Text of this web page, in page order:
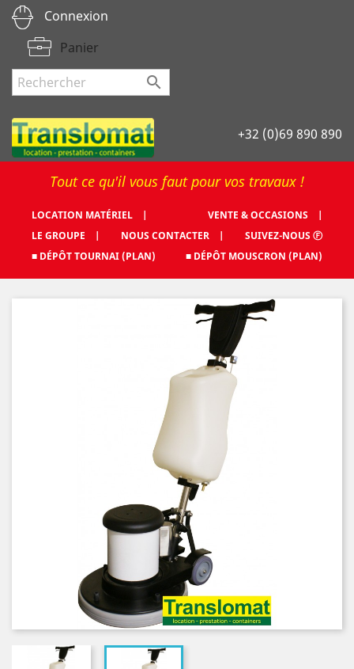
Connexion
Panier

+32 (0)69 890 890
Tout ce qu'il vous faut pour vos travaux !
LOCATION MATÉRIEL |
VENTE & OCCASIONS |
LE GROUPE |
NOUS CONTACTER |
SUIVEZ-NOUS Ⓕ
■ DÉPÔT TOURNAI (PLAN)
■ DÉPÔT MOUSCRON (PLAN)